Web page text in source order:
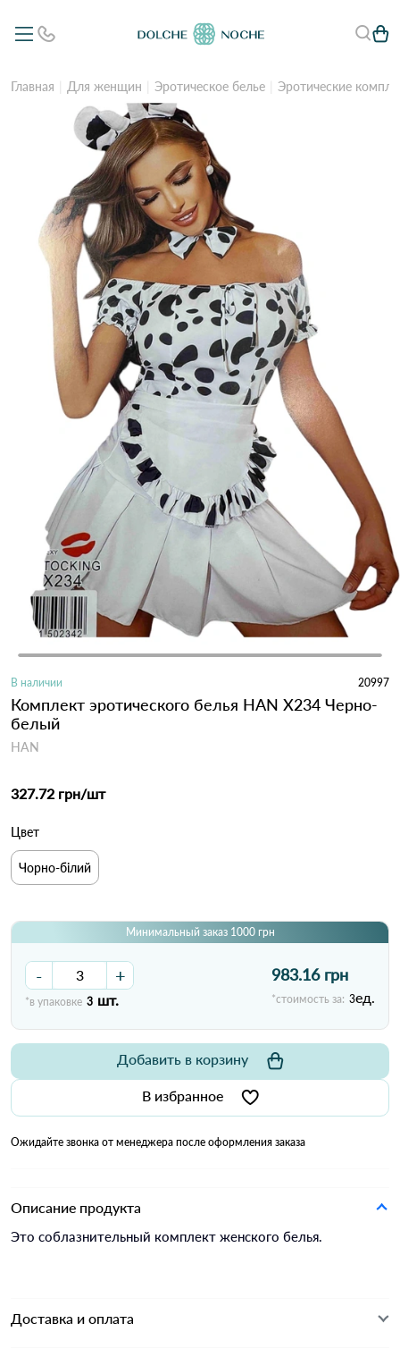
Главная Для женщин Эротическое белье Эротические
В наличии 20997
Комплект эротического белья HAN X234 Черно-
белый
HAN
327.72 грн/шт
Цвет
Чорно-білий
Минимальный заказ 1000 грн
- +
*в упаковке 3 шт.
983.16 грн
*стоимость за: 3ед.
В избранное
Добавить в корзину
Ожидайте звонка от менеджера после оформления заказа
Описание продукта
Это соблазнительный комплект женского белья.
Доставка и оплата